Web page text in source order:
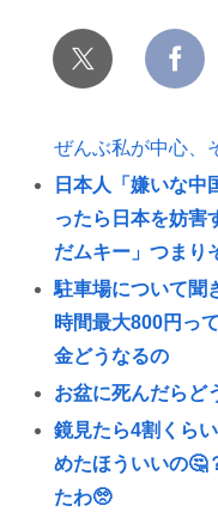
ぜんぶ私が中心、
日本人「嫌いな中
ったら日本を妨害
だムキー」つまり
駐車場について聞
時間最大800円っ
金どうなるの
お盆に死んだらど
鏡見たら4割くら
めたほういいの🤔
たわ🥺